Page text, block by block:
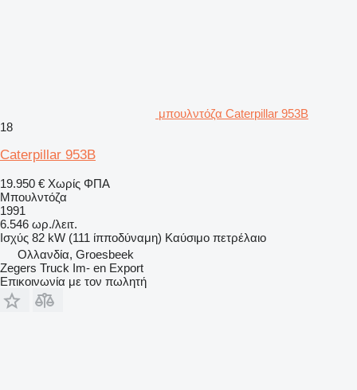
μπουλντόζα Caterpillar 953B
18
Caterpillar 953B
19.950 € Χωρίς ΦΠΑ
Μπουλντόζα
1991
6.546 ωρ./λειτ.
Ισχύς 82 kW (111 ίπποδύναμη) Καύσιμο πετρέλαιο
Ολλανδία, Groesbeek
Zegers Truck Im- en Export
Επικοινωνία με τον πωλητή